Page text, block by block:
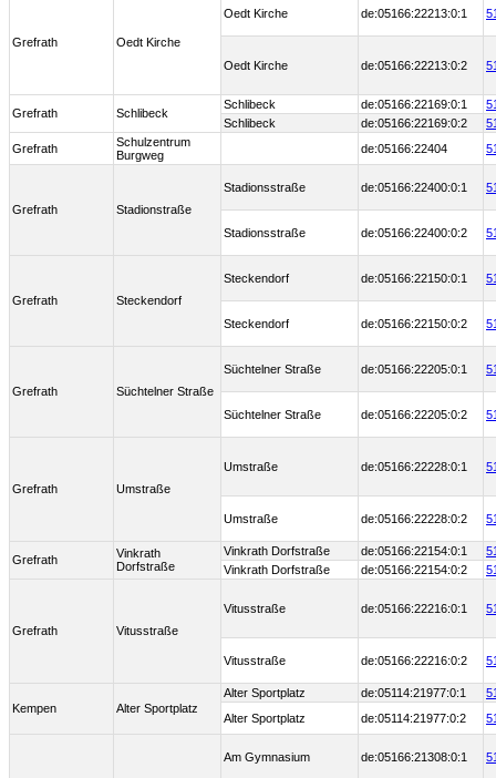
Grefrath Oedt Kirche
Oedt Kirche de:05166:22213:0:1
Oedt Kirche de:05166:22213:0:2
Grefrath Schlibeck
Schlibeck de:05166:22169:0:1
Schlibeck
de:05166:22169:0:2
Grefrath
Schulzentrum
Burgweg
de:05166:22404
Grefrath Stadionstraße
Stadionsstraße de:05166:22400:0:1
Stadionsstraße de:05166:22400:0:2
Grefrath Steckendorf
Steckendorf de:05166:22150:0:1
Steckendorf de:05166:22150:0:2
Grefrath Süchtelner Straße
Süchtelner Straße de:05166:22205:0:1
Süchtelner Straße de:05166:22205:0:2
Grefrath Umstraße
Umstraße de:05166:22228:0:1
Umstraße de:05166:22228:0:2
Grefrath
Vinkrath
Dorfstraße
Vinkrath Dorfstraße de:05166:22154:0:1
Vinkrath Dorfstraße
de:05166:22154:0:2
Grefrath Vitusstraße
Vitusstraße de:05166:22216:0:1
Vitusstraße de:05166:22216:0:2
Kempen Alter Sportplatz
Alter Sportplatz de:05114:21977:0:1
Alter Sportplatz
de:05114:21977:0:2
Am Gymnasium de:05166:21308:0:1